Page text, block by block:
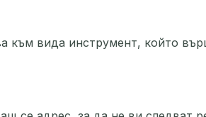
към вида инструмент, който